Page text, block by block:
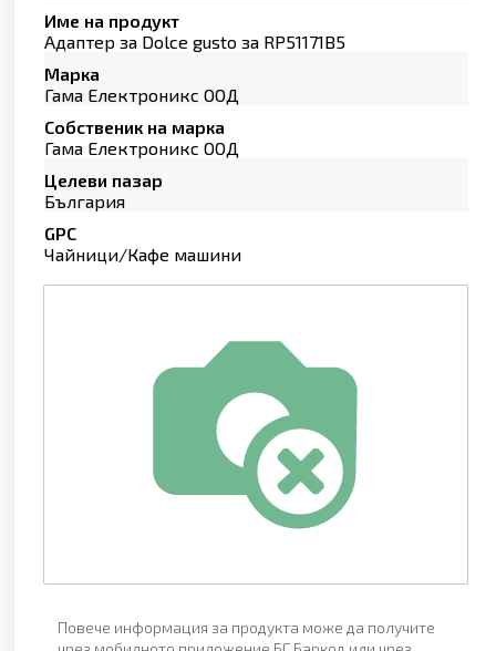
Име на продукт
Адаптер за Dolce gusto за RP51171B5
Марка
Гама Електроникс ООД
Собственик на марка
Гама Електроникс ООД
Целеви пазар
България
GPC
Чайници/Кафе машини
Повече информация за продукта може да получите